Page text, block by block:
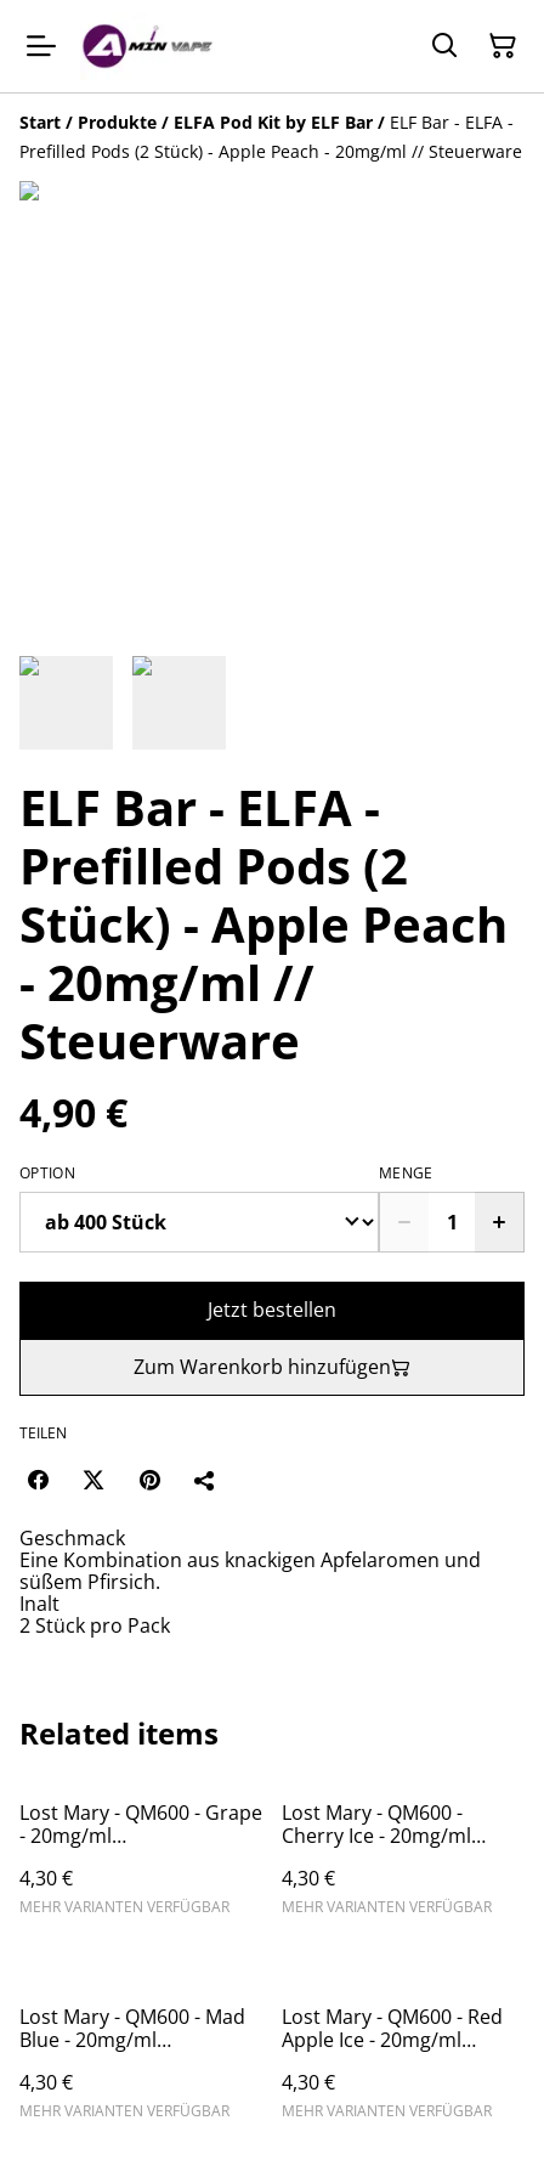
Start / Produkte / ELFA Pod Kit by ELF Bar / ELF Bar - ELFA -
Prefilled Pods (2 Stück) - Apple Peach - 20mg/ml // Steuerware
ELF Bar - ELFA -
Prefilled Pods (2
Stück) - Apple Peach
- 20mg/ml //
Steuerware
4,90 €
OPTION MENGE
Jetzt bestellen
Zum Warenkorb hinzufügen
TEILEN
Geschmack
Eine Kombination aus knackigen Apfelaromen und
süßem Pfirsich.
Inalt
2 Stück pro Pack
Related items
Lost Mary - QM600 - Grape
- 20mg/ml
Steuerware
4,30 €
MEHR VARIANTEN VERFÜGBAR
Lost Mary - QM600 -
Cherry Ice - 20mg/ml
Steuerware
4,30 €
MEHR VARIANTEN VERFÜGBAR
Lost Mary - QM600 - Mad
Blue - 20mg/ml
Steuerware
4,30 €
MEHR VARIANTEN VERFÜGBAR
Lost Mary - QM600 - Red
Apple Ice - 20mg/ml
Steuerware
4,30 €
MEHR VARIANTEN VERFÜGBAR